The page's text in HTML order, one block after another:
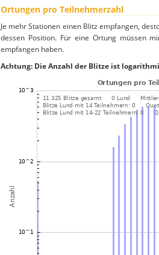
Ortungen pro Teilnehmerzahl
Je mehr Stationen einen Blitz empfangen,
dessen Position. Für eine Ortung müssen
empfangen haben.
Achtung: Die Anzahl der Blitze ist